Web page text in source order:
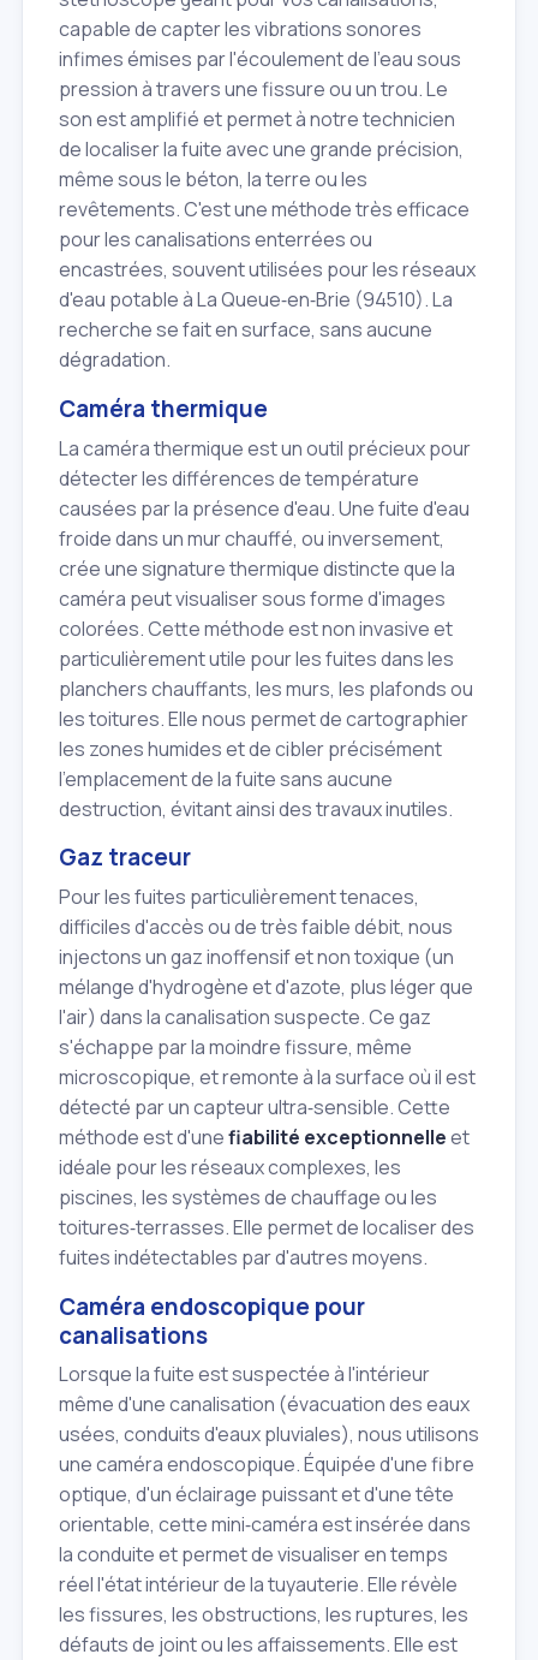
capable de capter les vibrations sonores
infimes émises par l'écoulement de l'eau sous
pression à travers une fissure ou un trou. Le
son est amplifié et permet à notre technicien
de localiser la fuite avec une grande précision,
même sous le béton, la terre ou les
revêtements. C'est une méthode très efficace
pour les canalisations enterrées ou
encastrées, souvent utilisées pour les réseaux
d'eau potable à La Queue‑en‑Brie (94510). La
recherche se fait en surface, sans aucune
dégradation.
Caméra thermique
La caméra thermique est un outil précieux pour
détecter les différences de température
causées par la présence d'eau. Une fuite d'eau
froide dans un mur chauffé, ou inversement,
crée une signature thermique distincte que la
caméra peut visualiser sous forme d'images
colorées. Cette méthode est non invasive et
particulièrement utile pour les fuites dans les
planchers chauffants, les murs, les plafonds ou
les toitures. Elle nous permet de cartographier
les zones humides et de cibler précisément
l'emplacement de la fuite sans aucune
destruction, évitant ainsi des travaux inutiles.
Gaz traceur
Pour les fuites particulièrement tenaces,
difficiles d'accès ou de très faible débit, nous
injectons un gaz inoffensif et non toxique (un
mélange d'hydrogène et d'azote, plus léger que
l'air) dans la canalisation suspecte. Ce gaz
s'échappe par la moindre fissure, même
microscopique, et remonte à la surface où il est
détecté par un capteur ultra‑sensible. Cette
méthode est d'unefiabilité exceptionnelleet
idéale pour les réseaux complexes, les
piscines, les systèmes de chauffage ou les
toitures‑terrasses. Elle permet de localiser des
fuites indétectables par d'autres moyens.
Caméra endoscopique pour
canalisations
Lorsque la fuite est suspectée à l'intérieur
même d'une canalisation (évacuation des eaux
usées, conduits d'eaux pluviales), nous utilisons
une caméra endoscopique. Équipée d'une fibre
optique, d'un éclairage puissant et d'une tête
orientable, cette mini‑caméra est insérée dans
la conduite et permet de visualiser en temps
réel l'état intérieur de la tuyauterie. Elle révèle
les fissures, les obstructions, les ruptures, les
défauts de joint ou les affaissements. Elle est